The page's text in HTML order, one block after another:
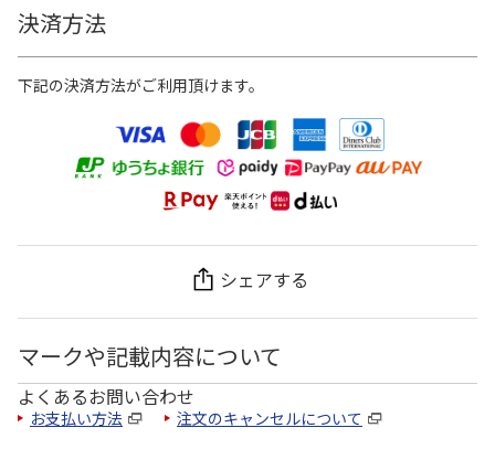
決済方法
下記の決済方法がご利用頂けます。
シェアする
マークや記載内容について
よくあるお問い合わせ
お支払い方法 注文のキャンセルについて